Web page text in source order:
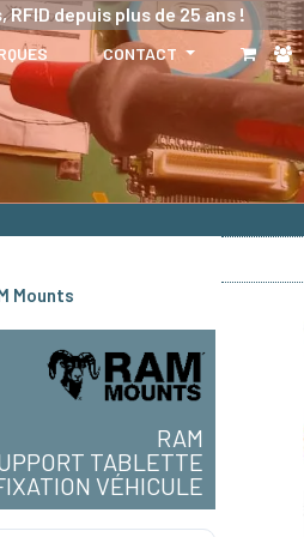
depuis plus de 25 ans !
CONTACT
Mounts
RAM
TABLETTE
VÉHICULE